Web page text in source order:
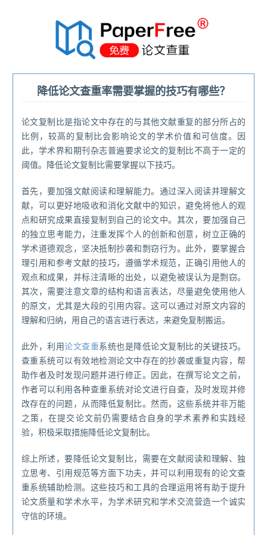
降低论文查重率需要掌握的技巧有哪些？
论文复制比是指论文中存在的与其他文献重复的部分所占的
比例，较高的复制比会影响论文的学术价值和可信度。因
此，学术界和期刊杂志普遍要求论文的复制比不高于一定的
阈值。降低论文复制比需要掌握以下技巧。
首先，要加强文献阅读和理解能力。通过深入阅读并理解文
献，可以更好地吸收和消化文献中的知识，避免将他人的观
点和研究成果直接复制到自己的论文中。其次，要加强自己
的独立思考能力，注重发挥个人的创新和创意，树立正确的
学术道德观念，坚决抵制抄袭和剽窃行为。此外，要掌握合
理引用和参考文献的技巧，遵循学术规范，正确引用他人的
观点和成果，并标注清晰的出处，以避免被误认为是剽窃。
其次，需要注意文章的结构和语言表达，尽量避免使用他人
的原文，尤其是大段的引用内容。这可以通过对原文内容的
理解和归纳，用自己的语言进行表达，来避免复制搬运。
此外，利用论文查重系统也是降低论文复制比的关键技巧。
查重系统可以有效地检测论文中存在的抄袭或重复内容，帮
助作者及时发现问题并进行修正。因此，在撰写论文之前，
作者可以利用各种查重系统对论文进行自查，及时发现并修
改存在的问题，从而降低复制比。然而，这些系统并非万能
之策，在提交论文前仍需要结合自身的学术素养和实践经
验，积极采取措施降低论文复制比。
综上所述，要降低论文复制比，需要在文献阅读和理解、独
立思考、引用规范等方面下功夫，并可以利用现有的论文查
重系统辅助检测。这些技巧和工具的合理运用将有助于提升
论文质量和学术水平，为学术研究和学术交流营造一个诚实
守信的环境。